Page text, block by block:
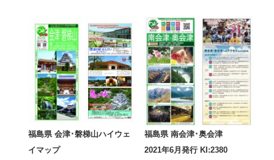
福島県 会津･磐梯山ハイウェ
イマップ
福島県 南会津･奥会津
2021年6月発行 KI:2380